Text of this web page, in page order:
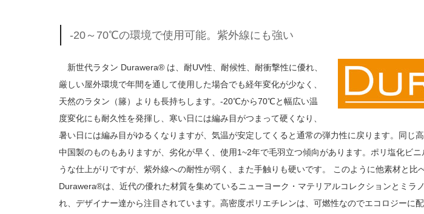
-20～70℃の環境で使用可能。紫外線にも強い
新世代ラタン Durawera® は、耐UV性、耐候性、耐衝撃性に優れ、
厳しい屋外環境で年間を通して使用した場合でも経年変化が少なく、
天然のラタン（籐）よりも長持ちします。-20℃から70℃と幅広い温
度変化にも耐久性を発揮し、寒い日には編み目がつまって硬くなり、
暑い日には編み目がゆるくなりますが、気温が安定してくると通常の弾力性に戻ります。同じ
中国製のものもありますが、劣化が早く、使用1~2年で毛羽立つ傾向があります。ポリ塩化ビ
うな仕上がりですが、紫外線への耐性が弱く、また手触りも硬いです。 このように他素材と比
Durawera®は、近代の優れた材質を集めているニューヨーク・マテリアルコレクションとミラ
れ、デザイナー達から注目されています。高密度ポリエチレンは、可燃性なのでエコロジーに